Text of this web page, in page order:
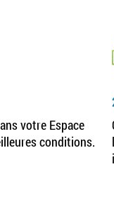
votre Espace
conditions.